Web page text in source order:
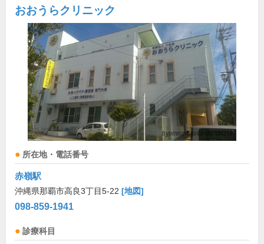
おおうらクリニック
所在地・電話番号
赤嶺駅
沖縄県那覇市高良3丁目5-22 [地図]
098-859-1941
診療科目